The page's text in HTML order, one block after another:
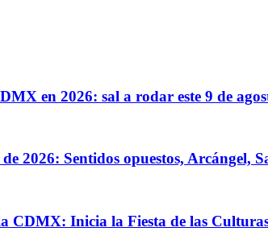
en 2026: sal a rodar este 9 de
2026: Sentidos opuestos, Arcángel,
CDMX: Inicia la Fiesta de las